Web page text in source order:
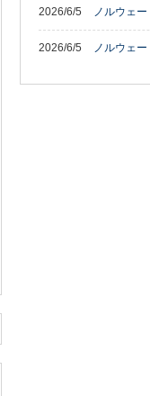
2026/6/5 ノルウェ
2026/6/5 ノルウェ